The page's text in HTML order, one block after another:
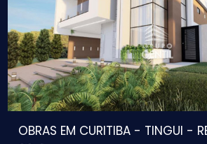
OBRAS EM CURITIBA - TINGUI -